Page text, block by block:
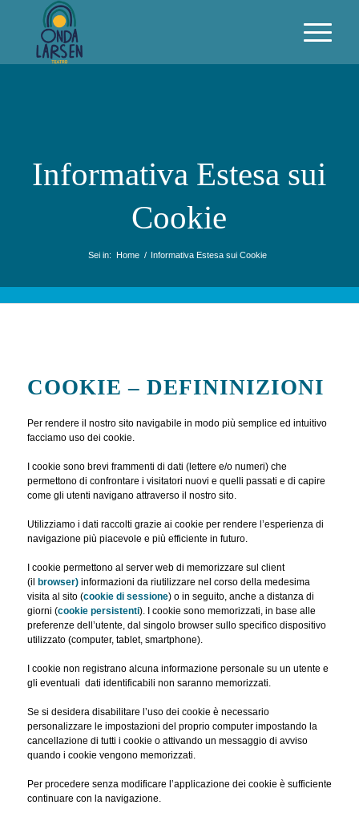
Informativa Estesa sui
Cookie
Sei in: Home / Informativa Estesa sui Cookie
COOKIE – DEFININIZIONI
Per rendere il nostro sito navigabile in modo più semplice ed intuitivo
facciamo uso dei cookie.
I cookie sono brevi frammenti di dati (lettere e/o numeri) che
permettono di confrontare i visitatori nuovi e quelli passati e di capire
come gli utenti navigano attraverso il nostro sito.
Utilizziamo i dati raccolti grazie ai cookie per rendere l’esperienza di
navigazione più piacevole e più efficiente in futuro.
I cookie permettono al server web di memorizzare sul client
(il
browser)informazioni da riutilizzare nel corso della medesima
visita al sito (cookie di sessione) o in seguito, anche a distanza di
giorni (cookie persistenti). I cookie sono memorizzati, in base alle
preferenze dell’utente, dal singolo browser sullo specifico dispositivo
utilizzato (computer, tablet, smartphone).
I cookie non registrano alcuna informazione personale su un utente e
gli eventuali dati identificabili non saranno memorizzati.
Se si desidera disabilitare l’uso dei cookie è necessario
personalizzare le impostazioni del proprio computer impostando la
cancellazione di tutti i cookie o attivando un messaggio di avviso
quando i cookie vengono memorizzati.
Per procedere senza modificare l’applicazione dei cookie è sufficiente
continuare con la navigazione.